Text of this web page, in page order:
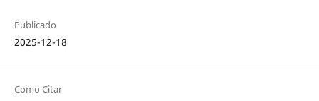
Publicado
2025-12-18
Como Citar